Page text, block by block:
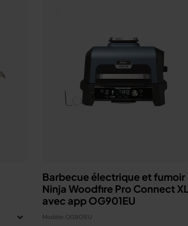
Barbecue électrique et fumoir
Ninja Woodfire Pro Connect
avec app OG901EU
Modèle: OG901EU